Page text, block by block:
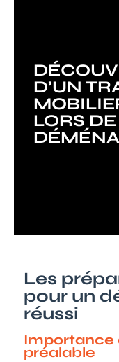
D’UN
LORS
Les
pour un
réussi
Importance
préalable